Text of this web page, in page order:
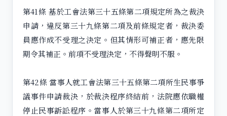
第41條 基於工會法第三十五條第二項規定所為之裁決
申請，違反第三十九條第二項及前條規定者，裁決委
員應作成不受理之決定。但其情形可補正者，應先限
期令其補正。前項不受理決定，不得聲明不服。
第42條 當事人就工會法第三十五條第二項所生民事爭
議事件申請裁決，於裁決程序終結前，法院應依職權
停止民事訴訟程序。當事人於第三十九條第二項所定